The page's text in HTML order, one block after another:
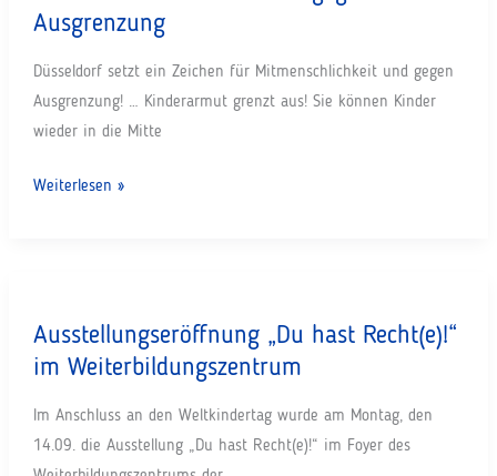
Ausgrenzung
Düsseldorf setzt ein Zeichen für Mitmenschlichkeit und gegen
Ausgrenzung! … Kinderarmut grenzt aus! Sie können Kinder
wieder in die Mitte
Für
Weiterlesen »
Ausstellungseröffnung „Du hast Recht(e)!“
im Weiterbildungszentrum
Im Anschluss an den Weltkindertag wurde am Montag, den
14.09. die Ausstellung „Du hast Recht(e)!“ im Foyer des